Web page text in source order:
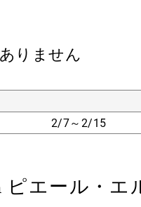
りません
2/7～2/15
ピエール・エ